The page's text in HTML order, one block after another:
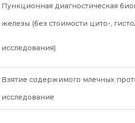
Пункционная диагностическая
железы (без стоимости цито-,
исследования)
Взятие содержимого млечных
исследование